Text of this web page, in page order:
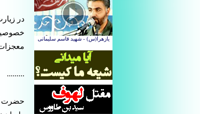
در
.........
حضرت